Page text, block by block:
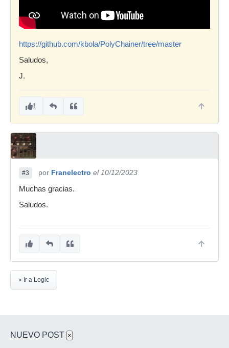
https://github.com/kbola/PolyChainer/tree/master
Saludos,
J.
1
#3 por Franelectro el 10/12/2023
Muchas gracias.
Saludos.
« Ir a Logic
NUEVO POST ×